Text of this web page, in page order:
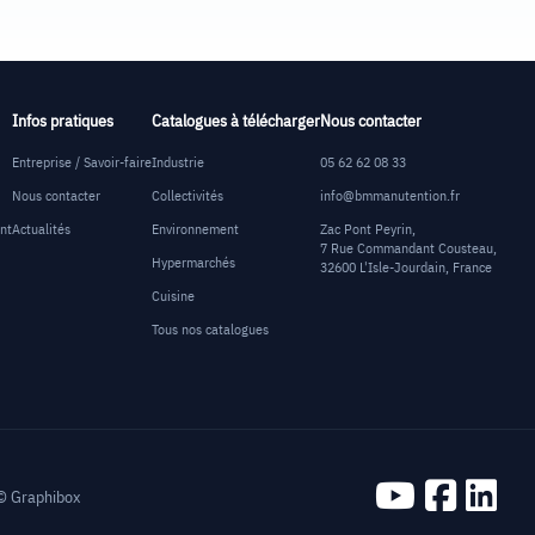
Infos pratiques
Entreprise / Savoir-faire
Nous contacter
Actualités
Catalogues à télécharger
Industrie
Collectivités
Environnement
Hypermarchés
Cuisine
Tous nos catalogues
Nous contacter
05 62 62 08 33
info@bmmanutention.fr
Zac Pont Peyrin,
7 Rue Commandant Cousteau,
32600 L'Isle-Jourdain, France
Graphibox